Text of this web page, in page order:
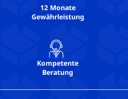
12 Monate
Gewährleistung
Kompetente
Beratung